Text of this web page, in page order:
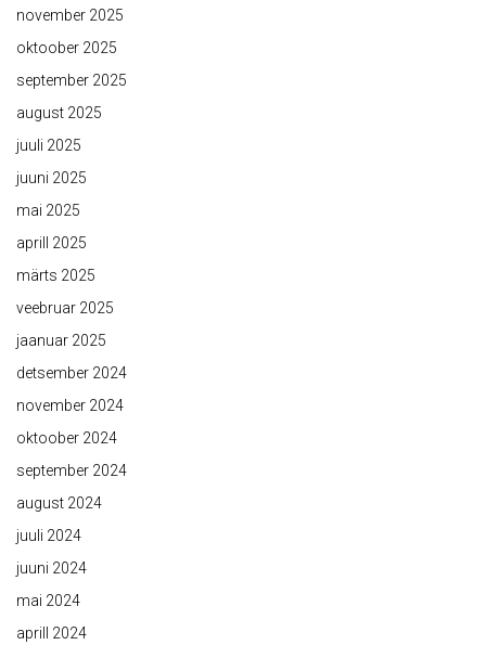
november 2025
oktoober 2025
september 2025
august 2025
juuli 2025
juuni 2025
mai 2025
aprill 2025
märts 2025
veebruar 2025
jaanuar 2025
detsember 2024
november 2024
oktoober 2024
september 2024
august 2024
juuli 2024
juuni 2024
mai 2024
aprill 2024